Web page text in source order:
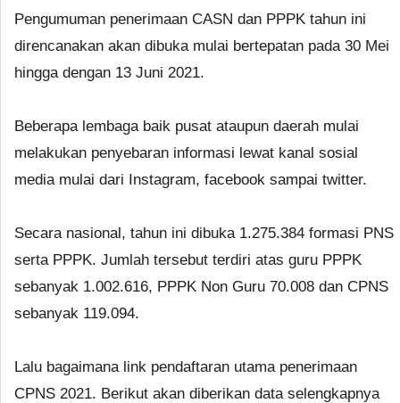
Pengumuman penerimaan CASN dan PPPK tahun ini
direncanakan akan dibuka mulai bertepatan pada 30 Mei
hingga dengan 13 Juni 2021.
Beberapa lembaga baik pusat ataupun daerah mulai
melakukan penyebaran informasi lewat kanal sosial
media mulai dari Instagram, facebook sampai twitter.
Secara nasional, tahun ini dibuka 1.275.384 formasi PNS
serta PPPK. Jumlah tersebut terdiri atas guru PPPK
sebanyak 1.002.616, PPPK Non Guru 70.008 dan CPNS
sebanyak 119.094.
Lalu bagaimana link pendaftaran utama penerimaan
CPNS 2021. Berikut akan diberikan data selengkapnya